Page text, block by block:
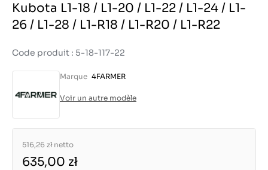
Kubota L1-18 / L1-20 / L1-22 / L1-24 / L1-
26 / L1-28 / L1-R18 / L1-R20 / L1-R22
Code produit : 5-18-117-22
Marque 4FARMER
Voir un autre modèle
516,26 zł netto
635,00 zł